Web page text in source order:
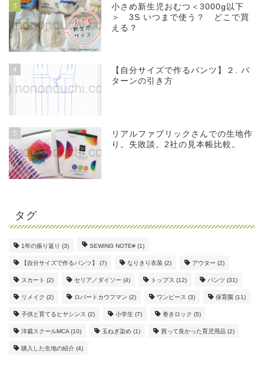
3
小さめ新生児おむつ＜3000g以下
＞ 3S いつまで使う？ どこで買
える？
4
【自分サイズで作るパンツ】２. パ
ターンの引き方
5
リアルファブリックさんでの生地作
り。失敗談。2社の見本帳比較。
タグ
1年の振り返り (3) SEWING NOTE# (1)
【自分サイズで作るパンツ】 (7) なりきり衣装 (2) アウター (2)
スカート (2) セリア／ダイソー (4) トップス (12) パンツ (31)
リメイク (2) ロバートカウフマン (2) ワンピース (3) 保育園 (11)
子供と育てるヒヤシンス (2) 小学生 (7) 巻きロック (5)
洋裁スクールMCA(10) 玉ねぎ染め (1) 買って良かった育児用品 (2)
購入した生地の紹介 (4)